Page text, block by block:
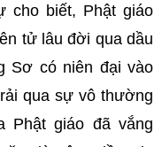
cho biết, Phật giáo
tử lâu đời qua dầu
Sơ có niên đại vào
qua sự vô thường
Phật giáo đã vắng